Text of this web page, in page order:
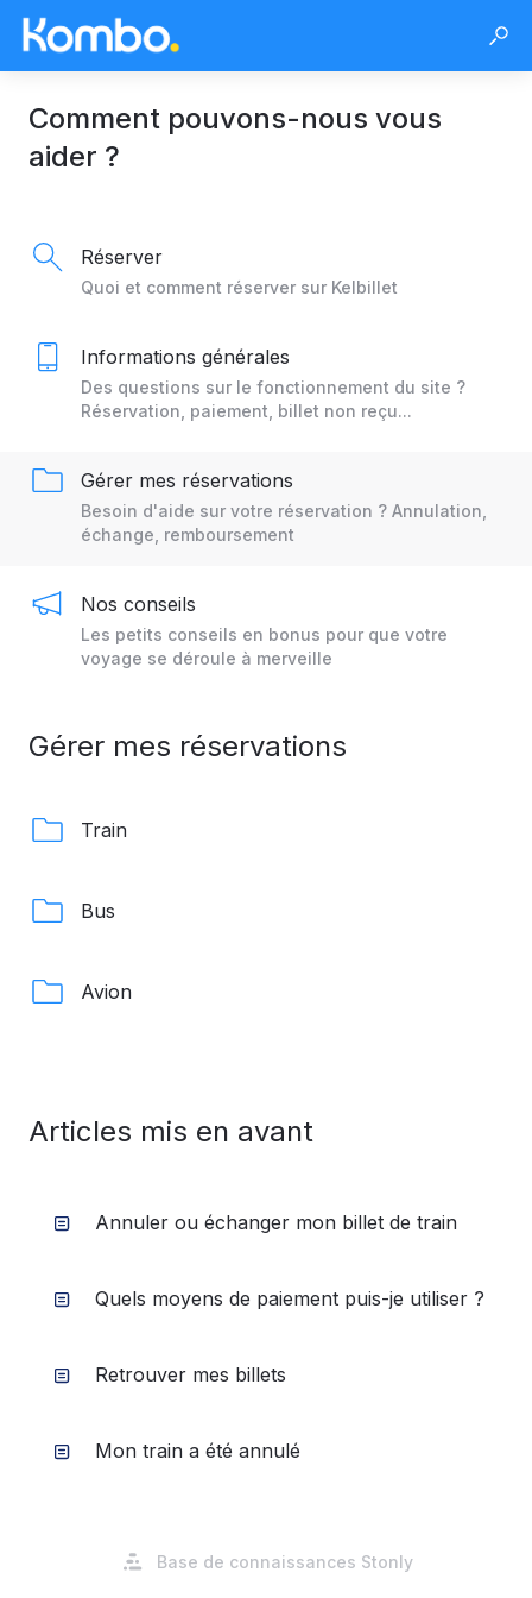
Comment pouvons-nous vous
aider ?
Réserver
Quoi et comment réserver sur Kelbillet
Informations générales
Des questions sur le fonctionnement du site ?
Réservation, paiement, billet non reçu...
Gérer mes réservations
Besoin d'aide sur votre réservation ? Annulation,
échange, remboursement
Nos conseils
Les petits conseils en bonus pour que votre
voyage se déroule à merveille
Gérer mes réservations
Train
Bus
Avion
Articles mis en avant
Annuler ou échanger mon billet de train
Quels moyens de paiement puis-je utiliser ?
Retrouver mes billets
Mon train a été annulé
Base de connaissances StonlyS'ouvre